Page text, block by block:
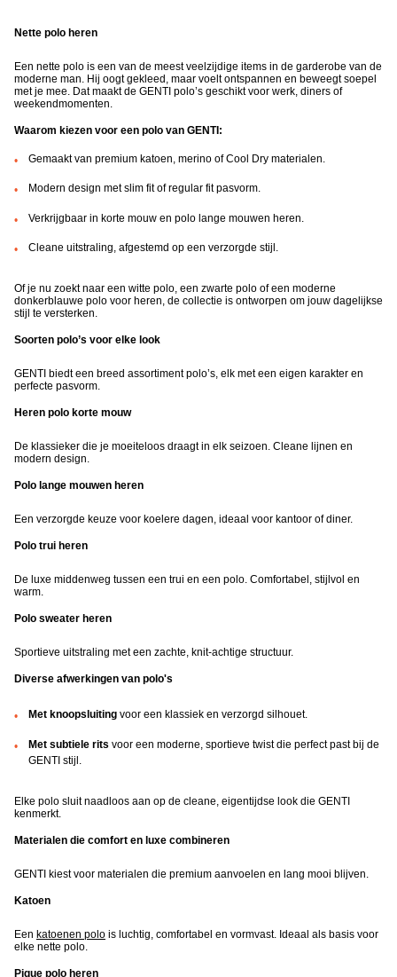
Nette polo heren
Een nette polo is een van de meest veelzijdige items in de garderobe van de
moderne man. Hij oogt gekleed, maar voelt ontspannen en beweegt soepel
met je mee. Dat maakt de GENTI polo’s geschikt voor werk, diners of
weekendmomenten.
Waarom kiezen voor een polo van GENTI:
Gemaakt van premium katoen, merino of Cool Dry materialen.
Modern design met slim fit of regular fit pasvorm.
Verkrijgbaar in korte mouw en polo lange mouwen heren.
Cleane uitstraling, afgestemd op een verzorgde stijl.
Of je nu zoekt naar een witte polo, een zwarte polo of een moderne
donkerblauwe polo voor heren, de collectie is ontworpen om jouw dagelijkse
stijl te versterken.
Soorten polo’s voor elke look
GENTI biedt een breed assortiment polo’s, elk met een eigen karakter en
perfecte pasvorm.
Heren polo korte mouw
De klassieker die je moeiteloos draagt in elk seizoen. Cleane lijnen en
modern design.
Polo lange mouwen heren
Een verzorgde keuze voor koelere dagen, ideaal voor kantoor of diner.
Polo trui heren
De luxe middenweg tussen een trui en een polo. Comfortabel, stijlvol en
warm.
Polo sweater heren
Sportieve uitstraling met een zachte, knit-achtige structuur.
Diverse afwerkingen van polo's
Met knoopsluiting voor een klassiek en verzorgd silhouet.
Met subtiele rits voor een moderne, sportieve twist die perfect past bij de
GENTI stijl.
Elke polo sluit naadloos aan op de cleane, eigentijdse look die GENTI
kenmerkt.
Materialen die comfort en luxe combineren
GENTI kiest voor materialen die premium aanvoelen en lang mooi blijven.
Katoen
Een katoenen polo is luchtig, comfortabel en vormvast. Ideaal als basis voor
elke nette polo.
Pique polo heren